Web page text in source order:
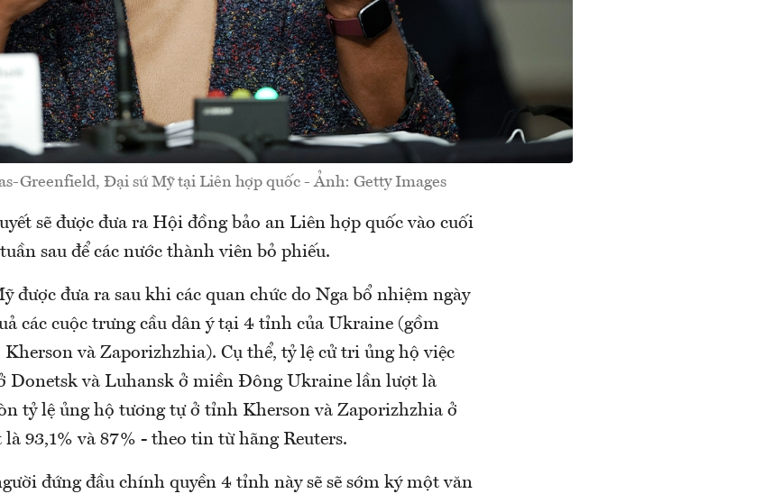
Greenfield, Đại sứ Mỹ tại Liên hợp quốc - Ảnh: Getty Images
sẽ được đưa ra Hội đồng bảo an Liên hợp quốc vào cuối
sau để các nước thành viên bỏ phiếu.
được đưa ra sau khi các quan chức do Nga bổ nhiệm ngày
các cuộc trưng cầu dân ý tại 4 tỉnh của Ukraine (gồm
và Zaporizhzhia). Cụ thể, tỷ lệ cử tri ủng hộ việc
Donetsk và Luhansk ở miền Đông Ukraine lần lượt là
tỷ lệ ủng hộ tương tự ở tỉnh Kherson và Zaporizhzhia ở
93,1% và 87% - theo tin từ hãng Reuters.
đứng đầu chính quyền 4 tỉnh này sẽ sẽ sớm ký một văn